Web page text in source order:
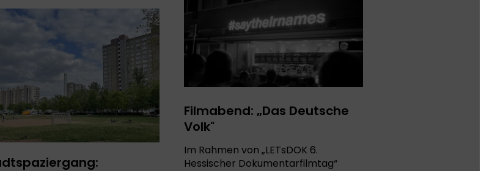
Filmabend: „Das Deutsche
Volk"
Im Rahmen von „LETsDOK 6.
Hessischer Dokumentarfilmtag“